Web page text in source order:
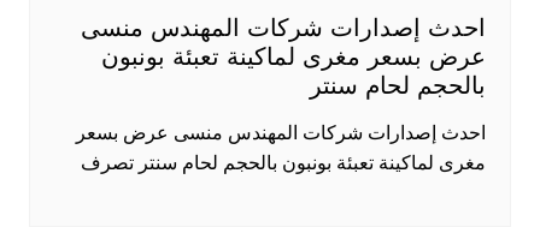
احدث إصدارات شركات المهندس منسى
عرض بسعر مغرى لماكينة تعبئة بونبون
بالحجم لحام سنتر
احدث إصدارات شركات المهندس منسى عرض بسعر
مغرى لماكينة تعبئة بونبون بالحجم لحام سنتر تصرف